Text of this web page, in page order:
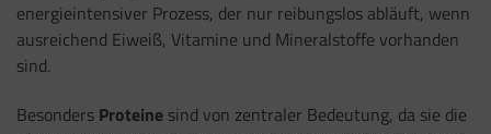
energieintensiver Prozess, der nur reibungslos abläuft, wenn
ausreichend Eiweiß, Vitamine und Mineralstoffe vorhanden
sind.
Besonders Proteine sind von zentraler Bedeutung, da sie die